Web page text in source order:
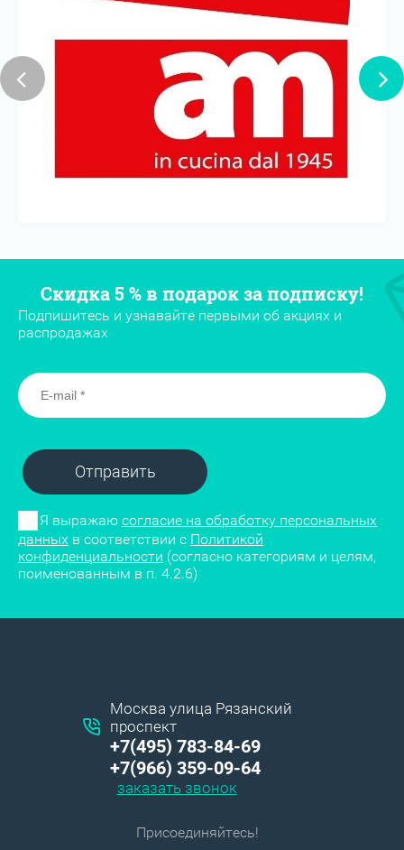
Скидка 5 % в подарок за подписку!
Подпишитесь и узнавайте первыми об акциях и
распродажах
Отправить
Я выражаю согласие на обработку персональных
данных в соответствии с Политикой
конфиденциальности (согласно категориям и целям,
поименованным в п. 4.2.6)
Москва улица Рязанский
проспект
+7(495) 783-84-69
+7(966) 359-09-64
заказать звонок
Присоединяйтесь!